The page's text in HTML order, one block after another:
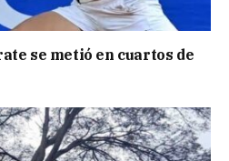
se metió en cuartos de